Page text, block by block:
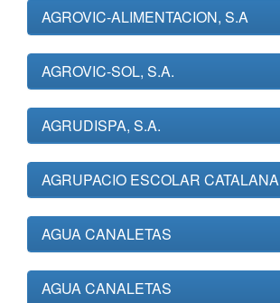
AGROVIC-ALIMENTACION, S.A
AGROVIC-SOL, S.A.
AGRUDISPA, S.A.
AGRUPACIO ESCOLAR CATALANA
AGUA CANALETAS
AGUA CANALETAS